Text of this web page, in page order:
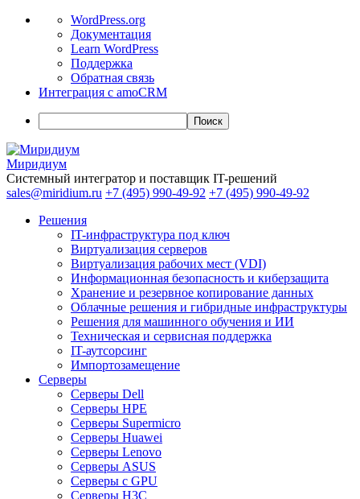
WordPress
WordPress.org
Документация
Learn WordPress
Поддержка
Обратная связь
Интеграция с amoCRM
Поиск
Миридиум
Системный интегратор и поставщик IT-решений
sales@miridium.ru +7 (495) 990-49-92 +7 (495) 990-49-92
Решения
IT-инфраструктура под ключ
Виртуализация серверов
Виртуализация рабочих мест (VDI)
Информационная безопасность и киберзащита
Хранение и резервное копирование данных
Облачные решения и гибридные инфраструктуры
Решения для машинного обучения и ИИ
Техническая и сервисная поддержка
IT-аутсорсинг
Импортозамещение
Серверы
Серверы Dell
Серверы HPE
Серверы Supermicro
Серверы Huawei
Серверы Lenovo
Серверы ASUS
Серверы c GPU
Серверы H3C